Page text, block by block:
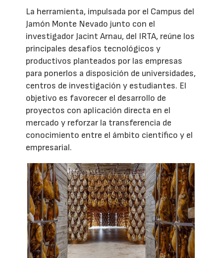
La herramienta, impulsada por el Campus del
Jamón Monte Nevado junto con el
investigador Jacint Arnau, del IRTA, reúne los
principales desafíos tecnológicos y
productivos planteados por las empresas
para ponerlos a disposición de universidades,
centros de investigación y estudiantes. El
objetivo es favorecer el desarrollo de
proyectos con aplicación directa en el
mercado y reforzar la transferencia de
conocimiento entre el ámbito científico y el
empresarial.